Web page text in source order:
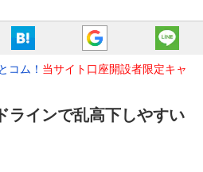
コム！ 当サイト口座開設者限定キャ
ラインで乱高下しやすい